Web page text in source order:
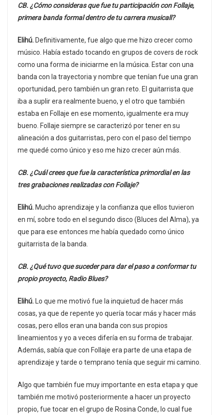
CB. ¿Cómo consideras que fue tu participación con Follaje,
primera banda formal dentro de tu carrera musicall?
Elihú. Definitivamente, fue algo que me hizo crecer como
músico. Había estado tocando en grupos de covers de rock
como una forma de iniciarme en la música. Estar con una
banda con la trayectoria y nombre que tenían fue una gran
oportunidad, pero también un gran reto. El guitarrista que
iba a suplir era realmente bueno, y el otro que también
estaba en Follaje en ese momento, igualmente era muy
bueno. Follaje siempre se caracterizó por tener en su
alineación a dos guitarristas, pero con el paso del tiempo
me quedé como único y eso me hizo crecer aún más.
CB. ¿Cuál crees que fue la característica primordial en las
tres grabaciones realizadas con Follaje?
Elihú. Mucho aprendizaje y la confianza que ellos tuvieron
en mí, sobre todo en el segundo disco (Bluces del Alma), ya
que para ese entonces me había quedado como único
guitarrista de la banda.
CB. ¿Qué tuvo que suceder para dar el paso a conformar tu
propio proyecto, Radio Blues?
Elihú. Lo que me motivó fue la inquietud de hacer más
cosas, ya que de repente yo quería tocar más y hacer más
cosas, pero ellos eran una banda con sus propios
lineamientos y yo a veces difería en su forma de trabajar.
Además, sabía que con Follaje era parte de una etapa de
aprendizaje y tarde o temprano tenía que seguir mi camino.
Algo que también fue muy importante en esta etapa y que
también me motivó posteriormente a hacer un proyecto
propio, fue tocar en el grupo de Rosina Conde, lo cual fue